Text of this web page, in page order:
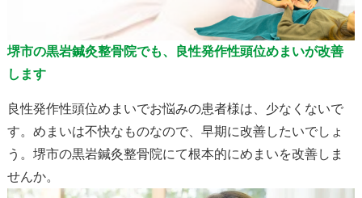
堺市の黒岩鍼灸整骨院でも、良性発作性頭位めまいが改善
します
良性発作性頭位めまいでお悩みの患者様は、少なくないで
す。めまいは不快なものなので、早期に改善したいでしょ
う。堺市の黒岩鍼灸整骨院にて根本的にめまいを改善しま
せんか。